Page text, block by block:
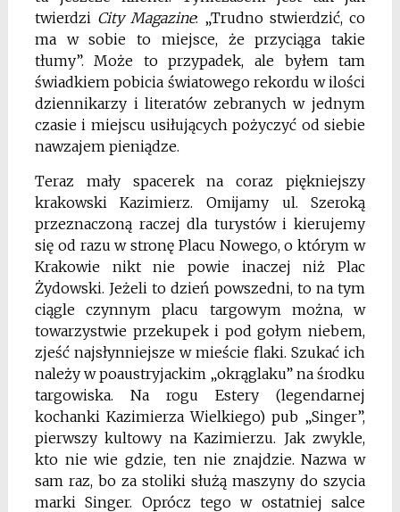
twierdzi City Magazine: „Trudno stwierdzić, co
ma w sobie to miejsce, że przyciąga takie
tłumy”. Może to przypadek, ale byłem tam
świadkiem pobicia światowego rekordu w ilości
dziennikarzy i literatów zebranych w jednym
czasie i miejscu usiłujących pożyczyć od siebie
nawzajem pieniądze.
Teraz mały spacerek na coraz piękniejszy
krakowski Kazimierz. Omijamy ul. Szeroką
przeznaczoną raczej dla turystów i kierujemy
się od razu w stronę Placu Nowego, o którym w
Krakowie nikt nie powie inaczej niż Plac
Żydowski. Jeżeli to dzień powszedni, to na tym
ciągle czynnym placu targowym można, w
towarzystwie przekupek i pod gołym niebem,
zjeść najsłynniejsze w mieście flaki. Szukać ich
należy w poaustryjackim „okrąglaku” na środku
targowiska. Na rogu Estery (legendarnej
kochanki Kazimierza Wielkiego) pub „Singer”,
pierwszy kultowy na Kazimierzu. Jak zwykle,
kto nie wie gdzie, ten nie znajdzie. Nazwa w
sam raz, bo za stoliki służą maszyny do szycia
marki Singer. Oprócz tego w ostatniej salce